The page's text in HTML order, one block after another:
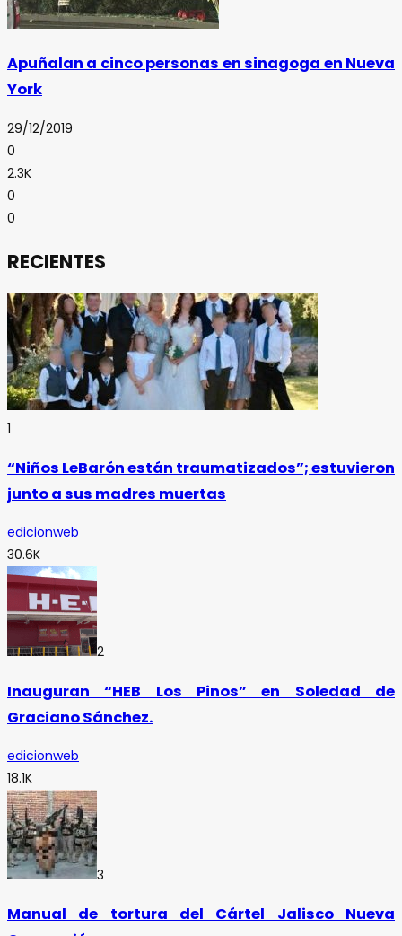
Apuñalan a cinco personas en sinagoga en Nueva
York
29/12/2019
0
2.3K
0
0
RECIENTES
1
“Niños LeBarón están traumatizados”; estuvieron
junto a sus madres muertas
edicionweb
30.6K
2
Inauguran “HEB Los Pinos” en Soledad de
Graciano Sánchez.
edicionweb
18.1K
3
Manual de tortura del Cártel Jalisco Nueva